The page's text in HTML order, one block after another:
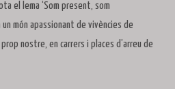
el lema ‘Som present, som
món apassionant de vivències de
nostre, en carrers i places d’arreu de